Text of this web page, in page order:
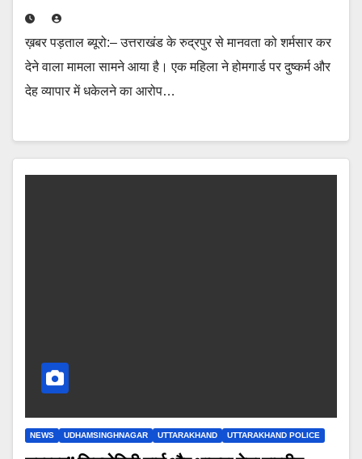
ख़बर पड़ताल ब्यूरो:– उत्तराखंड के रुद्रपुर से मानवता को शर्मसार कर
देने वाला मामला सामने आया है। एक महिला ने होमगार्ड पर दुष्कर्म और
देह व्यापार में धकेलने का आरोप…
NEWS UDHAMSINGHNAGAR UTTARAKHAND UTTARAKHAND POLICE